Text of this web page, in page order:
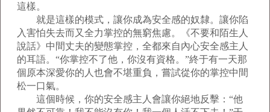
這樣。
就是這樣的模式，讓你成為安全感的奴隸。讓你陷
入害怕失去而又全力掌控的無窮焦慮。《不要和陌生人
說話》中間丈夫的變態掌控，全都來自內心安全感主人
的耳語。“你掌控不了他，你沒有資格。”終于有一天那
個原本深愛你的人也會不堪重負，嘗試從你的掌控中間
松一口氣。
這個時候，你的安全感主人會讓你絕地反擊：“他